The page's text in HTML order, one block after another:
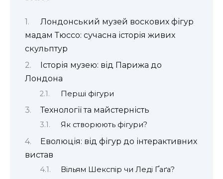
Лондонський музей воскових фігур
мадам Тюссо: сучасна історія живих
скульптур
Історія музею: від Парижа до
Лондона
Перші фігури
Технології та майстерність
Як створюють фігури?
Еволюція: від фігур до інтерактивних
вистав
Вільям Шекспір чи Леді Ґаґа?